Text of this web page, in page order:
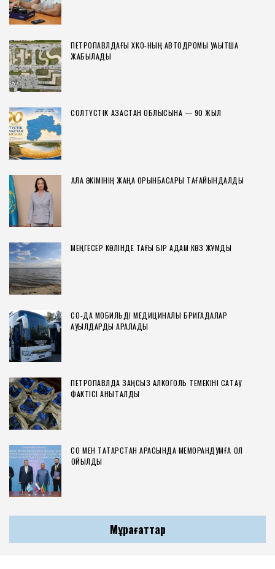
ПЕТРОПАВЛДАҒЫ ХҚКО-НЫҢ АВТОДРОМЫ УАҚЫТША
ЖАБЫЛАДЫ
СОЛТҮСТІК ҚАЗАҚСТАН ОБЛЫСЫНА — 90 ЖЫЛ
ҚАЛА ӘКІМІНІҢ ЖАҢА ОРЫНБАСАРЫ ТАҒАЙЫНДАЛДЫ
МЕҢГЕСЕР КӨЛІНДЕ ТАҒЫ БІР АДАМ КӨЗ ЖҰМДЫ
СҚО-ДА МОБИЛЬДІ МЕДИЦИНАЛЫҚ БРИГАДАЛАР
АУЫЛДАРДЫ АРАЛАДЫ
ПЕТРОПАВЛДА ЗАҢСЫЗ АЛКОГОЛЬ ТЕМЕКІНІ САҚТАУ
ФАКТІСІ АНЫҚТАЛДЫ
СҚО МЕН ТАТАРСТАН АРАСЫНДА МЕМОРАНДУМҒА ҚОЛ
ҚОЙЫЛДЫ
Мұрағаттар